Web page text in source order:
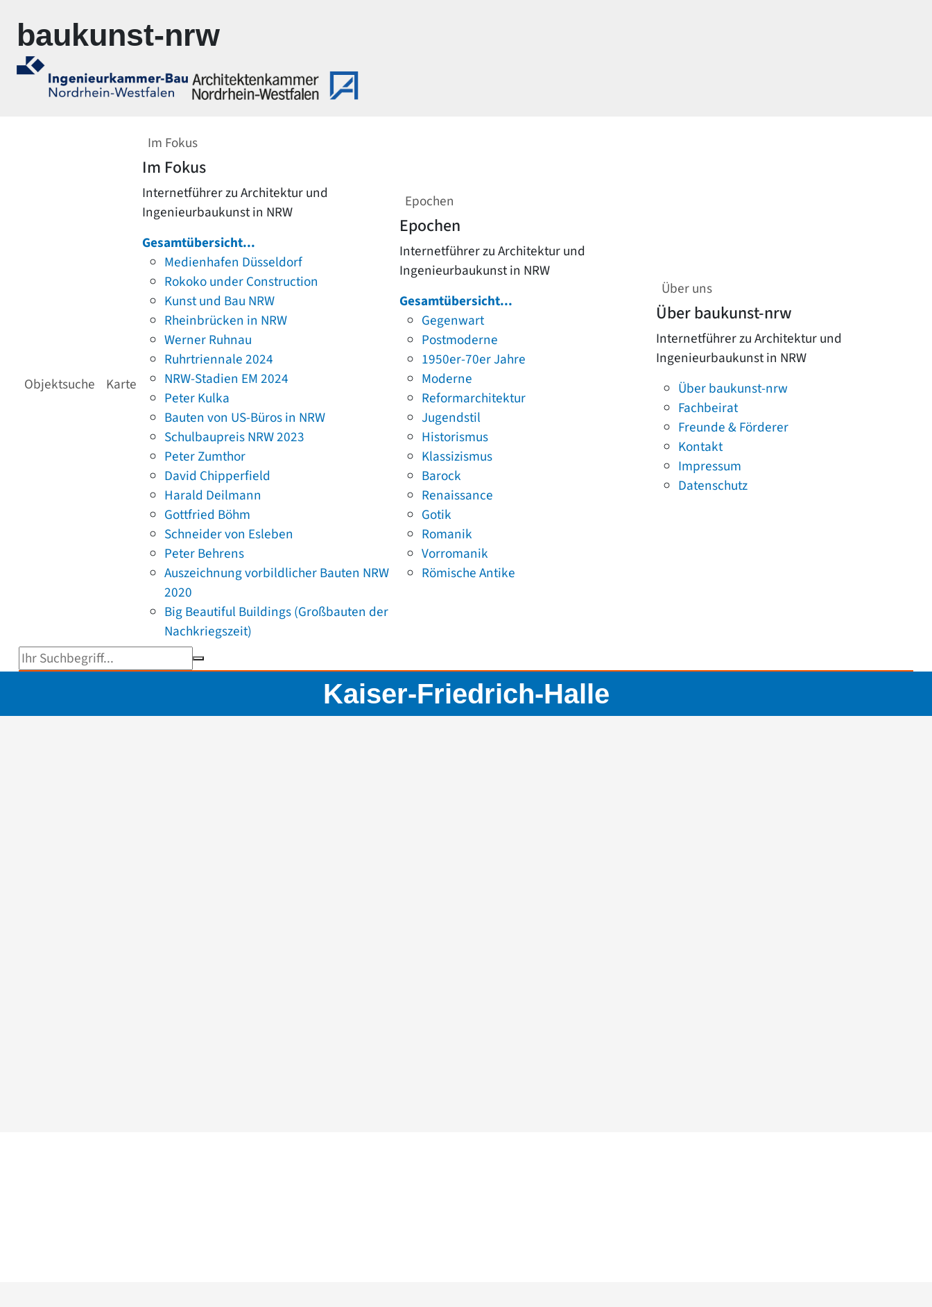
baukunst-nrw
Objektsuche Karte
Im Fokus
Im Fokus
Internetführer zu Architektur und
Ingenieurbaukunst in NRW
Gesamtübersicht...
Medienhafen Düsseldorf
Rokoko under Construction
Kunst und Bau NRW
Rheinbrücken in NRW
Werner Ruhnau
Ruhrtriennale 2024
NRW-Stadien EM 2024
Peter Kulka
Bauten von US-Büros in NRW
Schulbaupreis NRW 2023
Peter Zumthor
David Chipperfield
Harald Deilmann
Gottfried Böhm
Schneider von Esleben
Peter Behrens
Auszeichnung vorbildlicher Bauten NRW
2020
Big Beautiful Buildings (Großbauten der
Nachkriegszeit)
Epochen
Epochen
Internetführer zu Architektur und
Ingenieurbaukunst in NRW
Gesamtübersicht...
Gegenwart
Postmoderne
1950er-70er Jahre
Moderne
Reformarchitektur
Jugendstil
Historismus
Klassizismus
Barock
Renaissance
Gotik
Romanik
Vorromanik
Römische Antike
Über uns
Über baukunst-nrw
Internetführer zu Architektur und
Ingenieurbaukunst in NRW
Über baukunst-nrw
Fachbeirat
Freunde & Förderer
Kontakt
Impressum
Datenschutz
Suchbegriff eingeben
Kaiser-Friedrich-Halle